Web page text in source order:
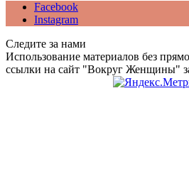
Facebook
Instagram
Следите за нами
Использование материалов без
ссылки на сайт "Вокруг Женщины"